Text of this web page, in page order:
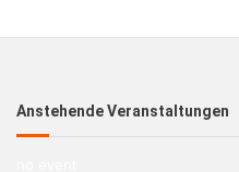
Anstehende Veranstaltungen